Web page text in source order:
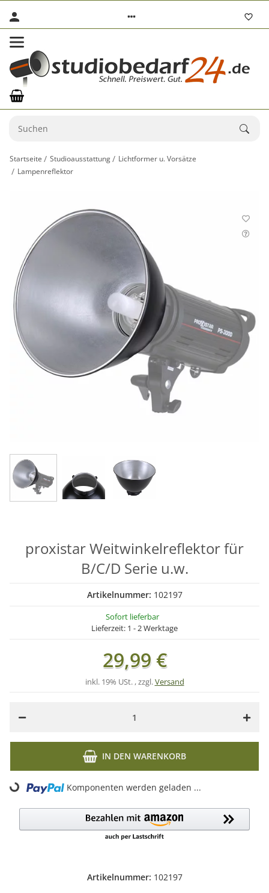
Startseite Studioausstattung
Lichtformer u. Vorsätze
Lampenreflektor
Artikelnummer: 102197
proxistar Weitwinkelreflektor für
B/C/D Serie u.w.
Artikelnummer: 102197
Sofort lieferbar
Lieferzeit: 1 - 2 Werktage
29,99 €
inkl. 19% USt. , zzgl.Versand
IN DEN WARENKORB
Loading... Komponenten werden geladen ...